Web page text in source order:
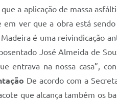
a aplicação de massa
em ver que a obra está
é uma reivindicação
José Almeida de
entrava na nossa casa”,
De acordo com a
que alcança também os